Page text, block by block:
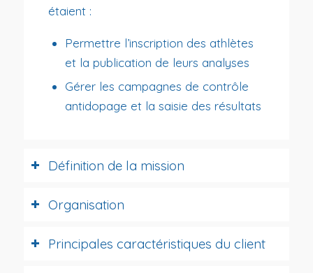
étaient :
Permettre l’inscription des athlètes
et la publication de leurs analyses
Gérer les campagnes de contrôle
antidopage et la saisie des résultats
Définition de la mission
Organisation
Principales caractéristiques du client